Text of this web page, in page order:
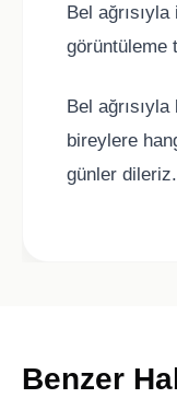
Bel
görüntüleme
Bel
bireylere
günler dileriz.
Benzer